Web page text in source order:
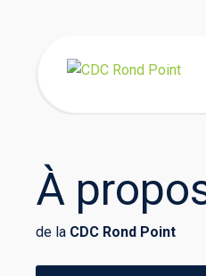
À
de la CDC Rond Point